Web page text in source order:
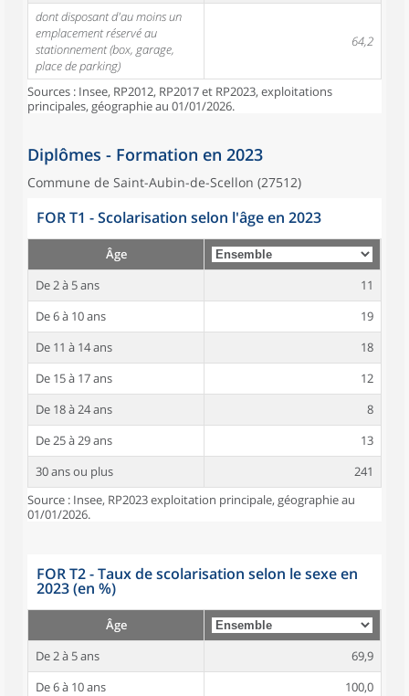
dont disposant d'au moins un
emplacement réservé au
stationnement (box, garage,
place de parking)
64,2
Sources : Insee, RP2012, RP2017 et RP2023, exploitations
principales, géographie au 01/01/2026.
Diplômes - Formation en 2023
Commune de Saint-Aubin-de-Scellon (27512)
FOR T1 - Scolarisation selon l'âge en 2023
Âge
De 2 à 5 ans
11
De 6 à 10 ans
19
De 11 à 14 ans
18
De 15 à 17 ans
12
De 18 à 24 ans
8
De 25 à 29 ans
13
30 ans ou plus
241
Source : Insee, RP2023 exploitation principale, géographie au
01/01/2026.
FOR T2 - Taux de scolarisation selon le sexe en
2023 (en %)
Âge
De 2 à 5 ans
69,9
De 6 à 10 ans
100,0